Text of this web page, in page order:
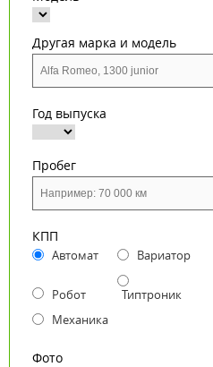
Другая марка и модель
Год выпуска
Пробег
КПП
Автомат Вариатор
Робот
Типтроник
Механика
Фото